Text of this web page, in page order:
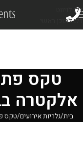
דלג לניווט
דלג לתוכן ראשי
טקס
אלקטרה
בית גלריות אירועים טקס